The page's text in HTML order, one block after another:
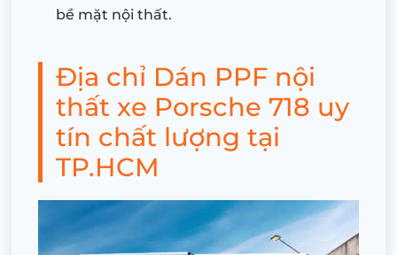
bề mặt nội thất.
Địa chỉ Dán PPF nội
thất xe Porsche 718 uy
tín chất lượng tại
TP.HCM